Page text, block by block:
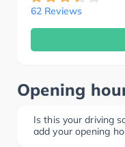
62 Reviews
Opening
Is this your driving
add your opening